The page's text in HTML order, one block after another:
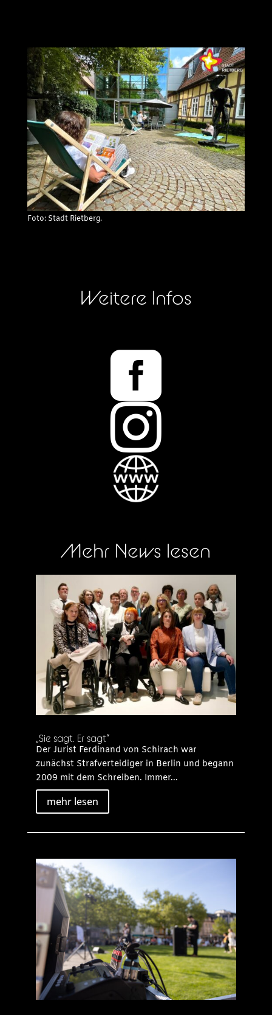
Foto: Stadt Rietberg.
Weitere Infos


Mehr News lesen
„Sie sagt. Er sagt“
Der Jurist Ferdinand von Schirach war
zunächst Strafverteidiger in Berlin und begann
2009 mit dem Schreiben. Immer...
mehr lesen